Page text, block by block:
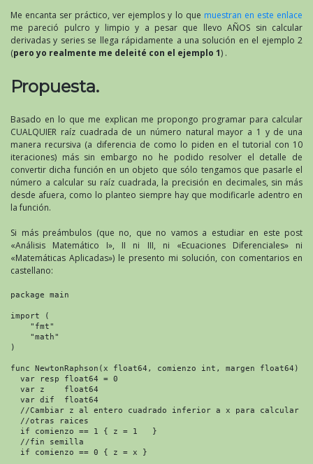
Me encanta ser práctico, ver ejemplos y lo que muestran en este enlace
me pareció pulcro y limpio y a pesar que llevo AÑOS sin calcular
derivadas y series se llega rápidamente a una solución en el ejemplo 2
(pero yo realmente me deleité con el ejemplo 1) .
Propuesta.
Basado en lo que me explican me propongo programar para calcular
CUALQUIER raíz cuadrada de un número natural mayor a 1 y de una
manera recursiva (a diferencia de como lo piden en el tutorial con 10
iteraciones) más sin embargo no he podido resolver el detalle de
convertir dicha función en un objeto que sólo tengamos que pasarle el
número a calcular su raíz cuadrada, la precisión en decimales, sin más
desde afuera, como lo planteo siempre hay que modificarle adentro en
la función.
Si más preámbulos (que no, que no vamos a estudiar en este post
«Análisis Matemático I», II ni III, ni «Ecuaciones Diferenciales» ni
«Matemáticas Aplicadas») le presento mi solución, con comentarios en
castellano:
package main
import (
"fmt"
"math"
)
func NewtonRaphson(x float64, comienzo int, margen float64)
var resp float64 = 0
var z    float64
var dif  float64
//Cambiar z al entero cuadrado inferior a x para calcular
//otras raices
if comienzo == 1 { z = 1   }
//fin semilla
if comienzo == 0 { z = x }